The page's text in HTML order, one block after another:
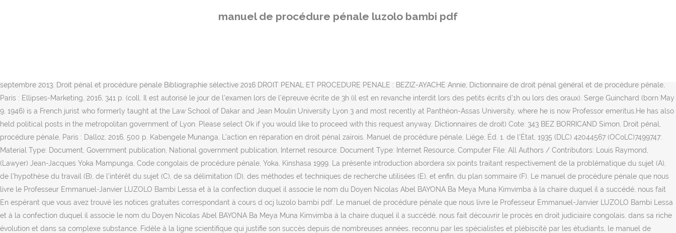
manuel de procédure pénale luzolo bambi pdf
de Procédure Pénale) . 2, p. 317, ch. SHORT TITLE. Le manuel de procédure pénale que nous livre le Professeur Emmanuel-Janvier LUZOLO Bambi Lessa et à la confection duquel il associe le nom du
septembre 2013. Droit pénal et procédure pénale Bibliographie sélective 2016 DROIT PENAL ET PROCEDURE PENALE : BEZIZ-AYACHE Annie, Dictionnaire de droit pénal général et de procédure pénale,
Paris : Ellipses-Marketing, 2016, 341 p. (coll. Il est autorisé le jour de l’examen lors de l’épreuve écrite de 3h (il est en revanche interdit lors des petits écrits d’1h ou lors des oraux). Serge Guinchard (born May
9, 1946) is a French jurist who formerly taught at the Law School of Dakar and Jean Moulin University Lyon 3 and most recently at Panthéon-Assas University, where he is now Professor emeritus.He has also
held political posts in the metropolitan government of Lyon. Please select Ok if you would like to proceed with this request anyway. Dictionnaires de droit) Cote: 343 BEZ BORRICAND Simon, Droit pénal,
procédure pénale, Paris : Dalloz, 2016, 500 p. Kabengele Munanga, L’action en réparation en droit pénal zaïrois. Manuel de procédure pénale, Liège, Éd. 1. de l'État, 1935 (DLC) 42044567 (OCoLC)7499747:
Material Type: Document, Government publication, National government publication, Internet resource: Document Type: Internet Resource, Computer File: All Authors / Contributors: Louis Raymond,
(Lawyer) Jean-Jacques Yoka Mampunga, Code congolais de procédure pénale, Yoka, Kinshasa 1999. La présente introduction abordera six points traitant respectivement de la problématique du sujet (A),
de l’hypothèse du travail (B), de l’intérêt du sujet (C), de sa délimitation (D), des méthodes et techniques de recherche utilisées (E), et enfin, du plan sommaire (F). Le manuel de procédure pénale que nous
livre le Professeur Emmanuel-Janvier LUZOLO Bambi Lessa et à la confection duquel il associe le nom du Doyen Nicolas Abel BAYONA Ba Meya Muna Kimvimba à la chaire duquel il a succédé, nous fait
En espérant que vous avez trouvé les notices gratuites correspondant à cours d ocj luzolo bambi pdf. Le manuel de procédure pénale que nous livre le Professeur Emmanuel-Janvier LUZOLO Bambi Lessa
et à la confection duquel il associe le nom du Doyen Nicolas Abel BAYONA Ba Meya Muna Kimvimba à la chaire duquel il a succédé, nous fait découvrir le procès en droit judiciaire congolais, dans sa riche
évolution et dans sa complexe substance. Fidèle à la ligne scientifique qui justifie son succès depuis de nombreuses années, reconnu par les spécialistes et plébiscité par les étudiants, le manuel de